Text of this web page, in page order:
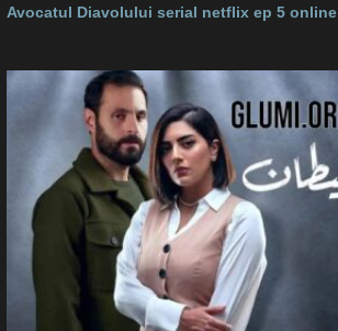
Avocatul Diavolului serial netflix ep 5 online